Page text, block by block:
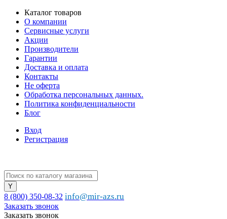
Каталог товаров
О компании
Сервисные услуги
Акции
Производители
Гарантии
Доставка и оплата
Контакты
Не оферта
Обработка персональных данных.
Политика конфиденциальности
Блог
Вход
Регистрация
8 (800) 350-08-32 info@mir-azs.ru
Заказать звонок
Заказать звонок